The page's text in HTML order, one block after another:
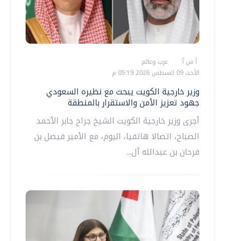
أ ش أ
عرب وعالم
الأحد، 09 اغسطس 2026 05:19 م
وزير خارجية الكويت يبحث مع نظيره السعودي
جهود تعزيز الأمن والاستقرار بالمنطقة
أجرى وزير خارجية الكويت الشيخ جراح جابر الأحمد
الصباح، اتصالا هاتفيا، اليوم، مع الأمير فيصل بن
فرحان بن عبدالله آل...